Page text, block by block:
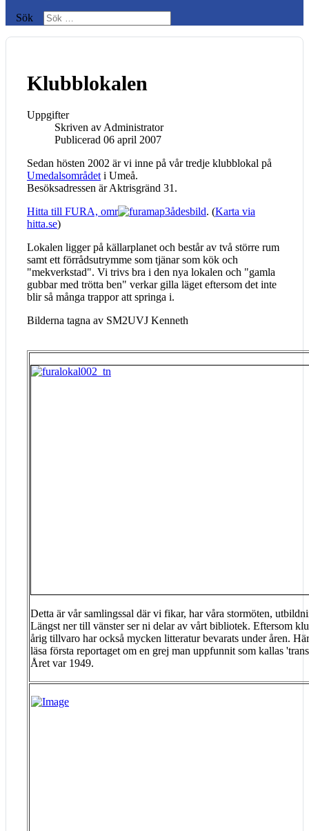
Sök
Klubblokalen
Uppgifter
Skriven av Administrator
Publicerad 06 april 2007
Sedan hösten 2002 är vi inne på vår tredje klubblokal på
Umedalsområdet i Umeå.
Besöksadressen är Aktrisgränd 31.
Hitta till FURA, omr
ådesbild. (Karta via
hitta.se)
Lokalen ligger på källarplanet och består av två större rum
samt ett förrådsutrymme som tjänar som kök och
"mekverkstad". Vi trivs bra i den nya lokalen och "gamla
gubbar med trötta ben" verkar gilla läget eftersom det inte
blir så många trappor att springa i.
Bilderna tagna av SM2UVJ Kenneth
Detta är vår samlingssal där vi fikar, har våra stormöten,
Längst ner till vänster ser ni delar av vårt bibliotek. Eftersom
årig tillvaro har också mycken litteratur bevarats under åren.
läsa första reportaget om en grej man uppfunnit som kallas
Året var 1949.